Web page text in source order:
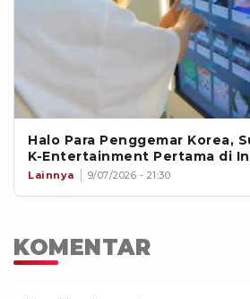
Halo Para Penggemar Korea,
K-Entertainment Pertama di
Lainnya 9/07/2026 - 21:30
KOMENTAR